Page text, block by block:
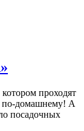
проходят
по-домашнему! А
посадочных